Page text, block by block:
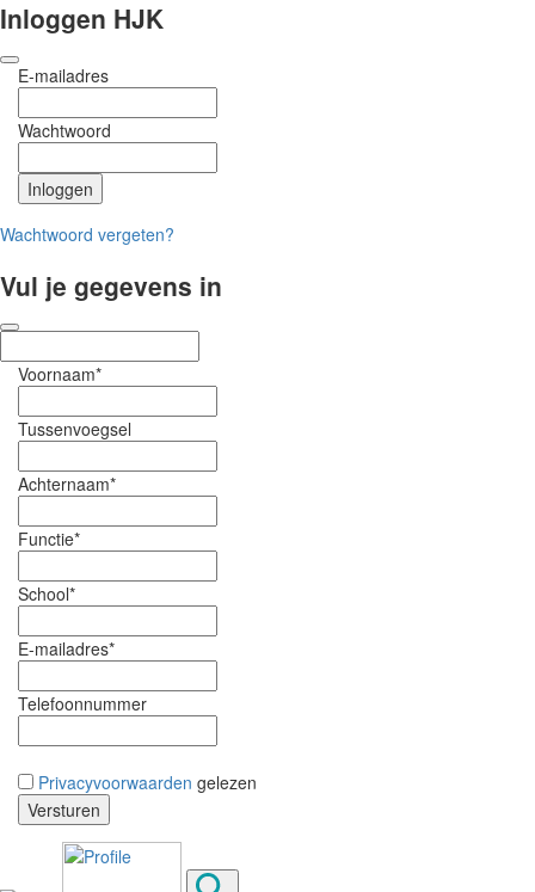
Inloggen HJK
E-mailadres
Wachtwoord
Wachtwoord vergeten?
Vul je gegevens in
Voornaam*
Tussenvoegsel
Achternaam*
Functie*
School*
E-mailadres*
Telefoonnummer
Privacyvoorwaarden gelezen